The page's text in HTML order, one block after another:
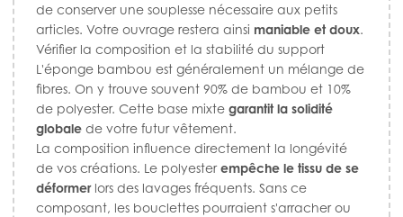
de conserver une souplesse nécessaire aux petits
articles. Votre ouvrage restera ainsi maniable et doux.
Vérifier la composition et la stabilité du support
L'éponge bambou est généralement un mélange de
fibres. On y trouve souvent 90% de bambou et 10%
de polyester. Cette base mixte garantit la solidité
globale de votre futur vêtement.
La composition influence directement la longévité
de vos créations. Le polyesterempêche le tissu de se
déformerlors des lavages fréquents. Sans ce
composant, les bouclettes pourraient s'arracher ou